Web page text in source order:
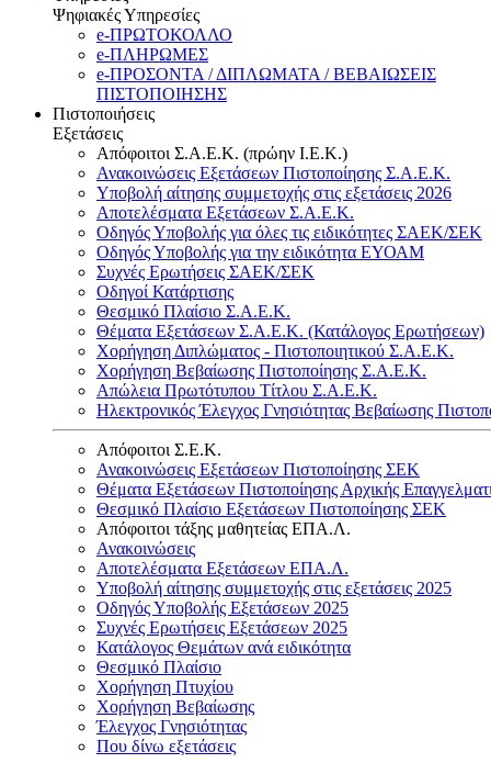
Ψηφιακές Υπηρεσίες
e-ΠΡΩΤΟΚΟΛΛΟ
e-ΠΛΗΡΩΜΕΣ
e-ΠΡΟΣΟΝΤΑ / ΔΙΠΛΩΜΑΤΑ / ΒΕΒΑΙΩΣΕΙΣ
ΠΙΣΤΟΠΟΙΗΣΗΣ
Πιστοποιήσεις
Εξετάσεις
Απόφοιτοι Σ.Α.Ε.Κ. (πρώην Ι.Ε.Κ.)
Ανακοινώσεις Εξετάσεων Πιστοποίησης Σ.Α.Ε.Κ.
Υποβολή αίτησης συμμετοχής στις εξετάσεις 2026
Αποτελέσματα Εξετάσεων Σ.Α.Ε.Κ.
Οδηγός Υποβολής για όλες τις ειδικότητες ΣΑΕΚ/ΣΕΚ
Οδηγός Υποβολής για την ειδικότητα ΕΥΟΑΜ
Συχνές Ερωτήσεις ΣΑΕΚ/ΣΕΚ
Οδηγοί Κατάρτισης
Θεσμικό Πλαίσιο Σ.Α.Ε.Κ.
Θέματα Εξετάσεων Σ.Α.Ε.Κ. (Κατάλογος Ερωτήσεων)
Χορήγηση Διπλώματος - Πιστοποιητικού Σ.Α.Ε.Κ.
Χορήγηση Βεβαίωσης Πιστοποίησης Σ.Α.Ε.Κ.
Απώλεια Πρωτότυπου Τίτλου Σ.Α.Ε.Κ.
Ηλεκτρονικός Έλεγχος Γνησιότητας Βεβαίωσης
Απόφοιτοι Σ.Ε.Κ.
Ανακοινώσεις Εξετάσεων Πιστοποίησης ΣΕΚ
Θέματα Εξετάσεων Πιστοποίησης Αρχικής
Θεσμικό Πλαίσιο Εξετάσεων Πιστοποίησης ΣΕΚ
Απόφοιτοι τάξης μαθητείας ΕΠΑ.Λ.
Ανακοινώσεις
Αποτελέσματα Εξετάσεων ΕΠΑ.Λ.
Υποβολή αίτησης συμμετοχής στις εξετάσεις 2025
Οδηγός Υποβολής Εξετάσεων 2025
Συχνές Ερωτήσεις Εξετάσεων 2025
Κατάλογος Θεμάτων ανά ειδικότητα
Θεσμικό Πλαίσιο
Χορήγηση Πτυχίου
Χορήγηση Βεβαίωσης
Έλεγχος Γνησιότητας
Που δίνω εξετάσεις